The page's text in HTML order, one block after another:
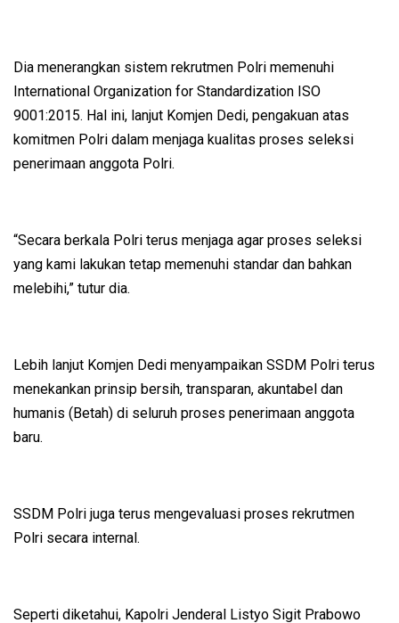
Dia menerangkan sistem rekrutmen Polri memenuhi
International Organization for Standardization ISO
9001:2015. Hal ini, lanjut Komjen Dedi, pengakuan atas
komitmen Polri dalam menjaga kualitas proses seleksi
penerimaan anggota Polri.
“Secara berkala Polri terus menjaga agar proses seleksi
yang kami lakukan tetap memenuhi standar dan bahkan
melebihi,” tutur dia.
Lebih lanjut Komjen Dedi menyampaikan SSDM Polri terus
menekankan prinsip bersih, transparan, akuntabel dan
humanis (Betah) di seluruh proses penerimaan anggota
baru.
SSDM Polri juga terus mengevaluasi proses rekrutmen
Polri secara internal.
Seperti diketahui, Kapolri Jenderal Listyo Sigit Prabowo